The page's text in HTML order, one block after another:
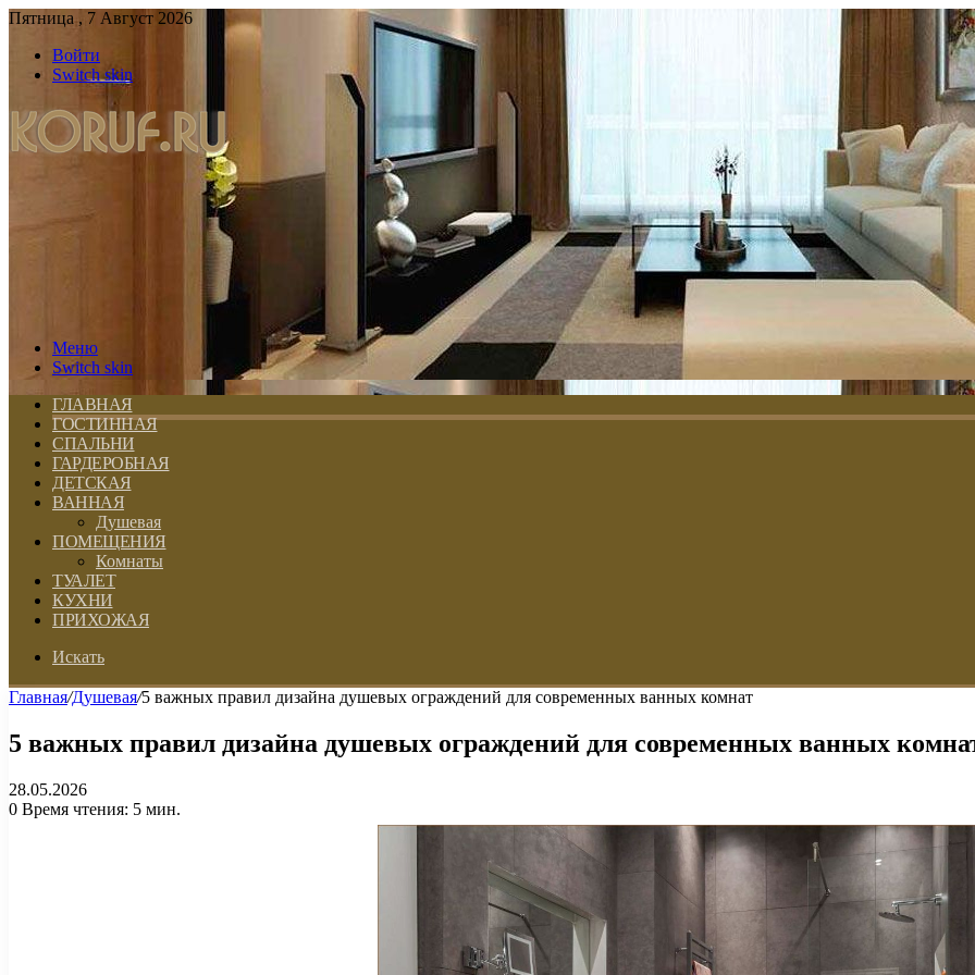
Пятница , 7 Август 2026
Войти
Switch skin
Меню
Switch skin
ГЛАВНАЯ
ГОСТИННАЯ
СПАЛЬНИ
ГАРДЕРОБНАЯ
ДЕТСКАЯ
ВАННАЯ
Душевая
ПОМЕЩЕНИЯ
Комнаты
ТУАЛЕТ
КУХНИ
ПРИХОЖАЯ
Искать
Главная/Душевая/5 важных правил дизайна душевых ограждений для современных ванных комнат
5 важных правил дизайна душевых ограждений для современных ванных
28.05.2026
0 Время чтения: 5 мин.